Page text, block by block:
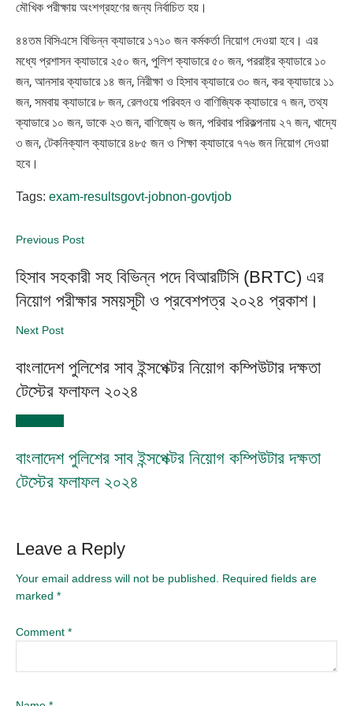
মৌখিক পরীক্ষায় অংশগ্রহণের জন্য নির্বাচিত হয়।
৪৪তম বিসিএসে বিভিন্ন ক্যাডারে ১৭১০ জন কর্মকর্তা নিয়োগ দেওয়া হবে। এর
মধ্যে প্রশাসন ক্যাডারে ২৫০ জন, পুলিশ ক্যাডারে ৫০ জন, পররাষ্ট্র ক্যাডারে ১০
জন, আনসার ক্যাডারে ১৪ জন, নিরীক্ষা ও হিসাব ক্যাডারে ৩০ জন, কর ক্যাডারে ১১
জন, সমবায় ক্যাডারে ৮ জন, রেলওয়ে পরিবহন ও বাণিজ্যিক ক্যাডারে ৭ জন, তথ্য
ক্যাডারে ১০ জন, ডাকে ২৩ জন, বাণিজ্যে ৬ জন, পরিবার পরিকল্পনায় ২৭ জন, খাদ্যে
৩ জন, টেকনিক্যাল ক্যাডারে ৪৮৫ জন ও শিক্ষা ক্যাডারে ৭৭৬ জন নিয়োগ দেওয়া
হবে।
Tags: exam-resultsgovt-jobnon-govtjob
Previous Post
হিসাব সহকারী সহ বিভিন্ন পদে বিআরটিসি (BRTC) এর
নিয়োগ পরীক্ষার সময়সূচী ও প্রবেশপত্র ২০২৪ প্রকাশ।
Next Post
বাংলাদেশ পুলিশের সাব ইন্সপেক্টর নিয়োগ কম্পিউটার দক্ষতা
টেস্টের ফলাফল ২০২৪
বাংলাদেশ পুলিশের সাব ইন্সপেক্টর নিয়োগ কম্পিউটার দক্ষতা
টেস্টের ফলাফল ২০২৪
Leave a Reply
Your email address will not be published.
Required fields are
marked *
Comment *